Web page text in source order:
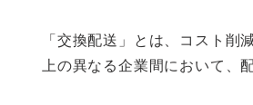
「交換配送」とは、コスト
上の異なる企業間において、